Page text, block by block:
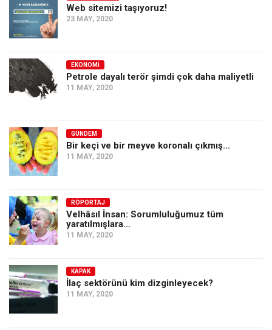
Web sitemizi taşıyoruz!
23 MAY, 2020
EKONOMI
Petrole dayalı terör şimdi çok daha maliyetli
11 MAY, 2020
GÜNDEM
Bir keçi ve bir meyve koronalı çıkmış…
11 MAY, 2020
RÖPORTAJ
Velhâsıl İnsan: Sorumluluğumuz tüm
yaratılmışlara…
11 MAY, 2020
KAPAK
İlaç sektörünü kim dizginleyecek?
11 MAY, 2020